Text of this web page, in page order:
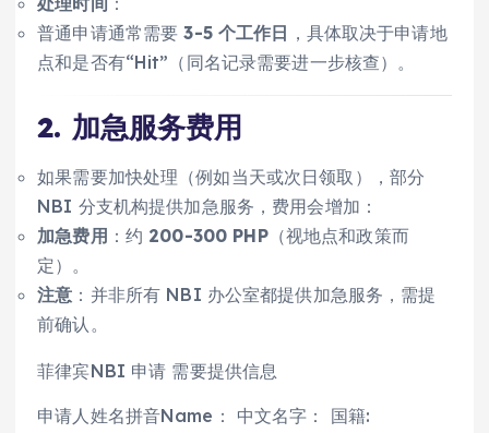
普通申请通常需要3-5 个工作日 ，具体取决于申请地
点和是否有“Hit”（同名记录需要进一步核查）。
2. 加急服务费用
如果需要加快处理（例如当天或次日领取），部分
NBI 分支机构提供加急服务，费用会增加：
加急费用 ：约 200-300 PHP（视地点和政策而
定）。
注意 ：并非所有 NBI 办公室都提供加急服务，需提
前确认。
菲律宾NBI 申请 需要提供信息
申请人姓名拼音Name： 中文名字： 国籍: